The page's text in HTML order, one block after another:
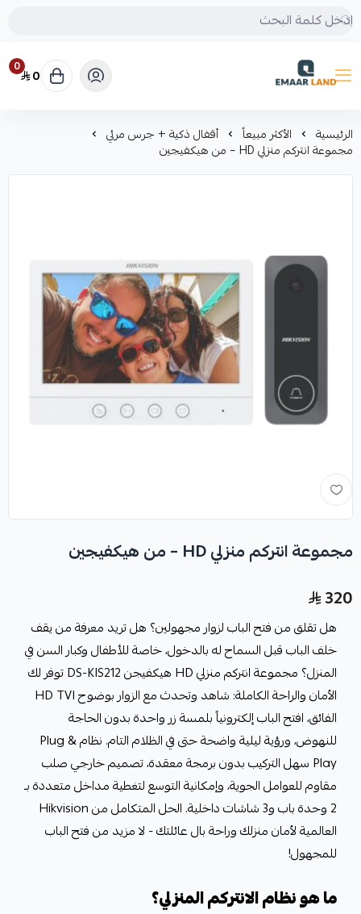
إعمار لاند
0 0
الرئيسية الأكثر مبيعاً أقفال ذكية + جرس مرئي
مجموعة انتركم منزلي HD – من هيكفيجين
مجموعة انتركم منزلي HD – من هيكفيجين
320
هل تقلق من فتح الباب لزوار مجهولين؟ هل تريد معرفة من يقف
خلف الباب قبل السماح له بالدخول، خاصة للأطفال وكبار السن في
المنزل؟ مجموعة انتركم منزلي HD هيكفيجن DS-KIS212 توفر لك
الأمان والراحة الكاملة: شاهد وتحدث مع الزوار بوضوح HD TVI
الفائق، افتح الباب إلكترونياً بلمسة زر واحدة بدون الحاجة
للنهوض، ورؤية ليلية واضحة حتى في الظلام التام. نظام Plug &
Play سهل التركيب بدون برمجة معقدة، تصميم خارجي صلب
مقاوم للعوامل الجوية، وإمكانية التوسع لتغطية مداخل متعددة بـ
2 وحدة باب و3 شاشات داخلية. الحل المتكامل من Hikvision
العالمية لأمان منزلك وراحة بال عائلتك - لا مزيد من فتح الباب
للمجهول!
ما هو نظام الانتركم المنزلي؟